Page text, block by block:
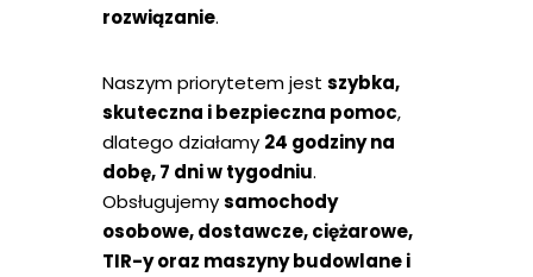
rozwiązanie.
Naszym priorytetem jest szybka,
skuteczna i bezpieczna pomoc,
dlatego działamy 24 godziny na
dobę, 7 dni w tygodniu.
Obsługujemysamochody
osobowe, dostawcze, ciężarowe,
TIR-y oraz maszyny budowlane i